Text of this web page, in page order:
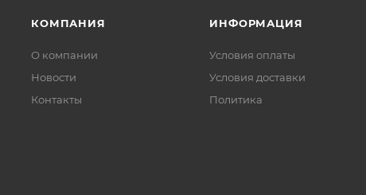
КОМПАНИЯ
О компании
Новости
Контакты
ИНФОРМАЦИЯ
Условия оплаты
Условия доставки
Политика